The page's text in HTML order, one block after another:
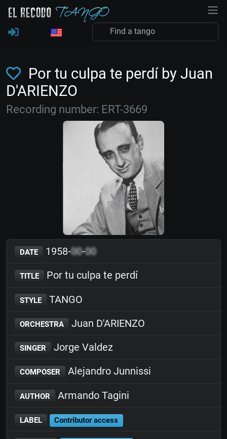
Por tu culpa te perdí by Juan
D'ARIENZO
Recording number: ERT-3669
DATE 1958-00-00
TITLE Por tu culpa te perdí
STYLE TANGO
ORCHESTRA Juan D'ARIENZO
SINGER Jorge Valdez
COMPOSER Alejandro Junnissi
AUTHOR Armando Tagini
LABEL Contributor access